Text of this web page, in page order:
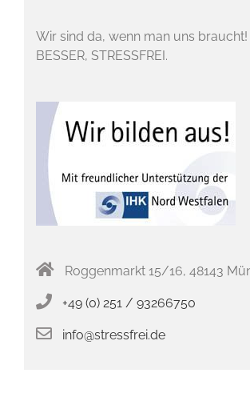
Wir sind da, wenn man uns braucht!
BESSER, STRESSFREI.
Roggenmarkt 15/16, 48143
+49 (0) 251 / 93266750
info@stressfrei.de